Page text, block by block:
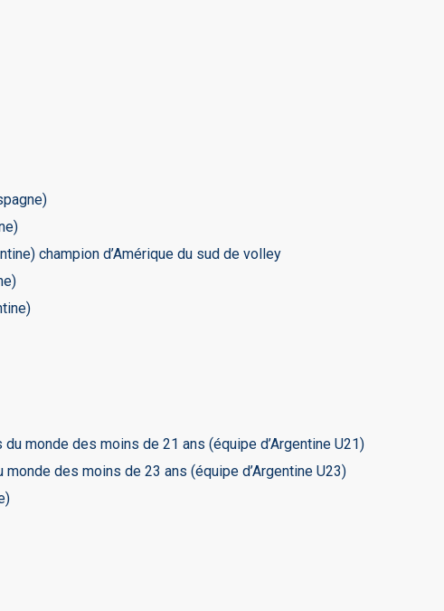
champion d’Amérique du sud de volley
monde des moins de 21 ans (équipe d’Argentine U21)
des moins de 23 ans (équipe d’Argentine U23)